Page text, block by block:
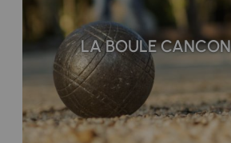
LA BOULE